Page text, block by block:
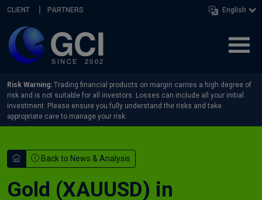
Skip navigation
CLIENT PARTNERS English
Risk Warning: Trading financial products on margin carries a high degree of
risk and is not suitable for all investors. Losses can include all your initial
investment. Please ensure you fully understand the risks and take
appropriate care to manage your risk.
Back to News & Analysis
Gold (XAUUSD) in